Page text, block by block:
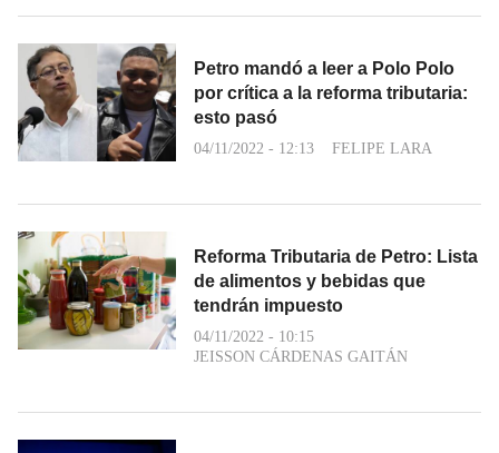
Petro mandó a leer a Polo Polo
por crítica a la reforma tributaria:
esto pasó
04/11/2022 - 12:13 FELIPE LARA
Reforma Tributaria de Petro: Lista
de alimentos y bebidas que
tendrán impuesto
04/11/2022 - 10:15
JEISSON CÁRDENAS GAITÁN